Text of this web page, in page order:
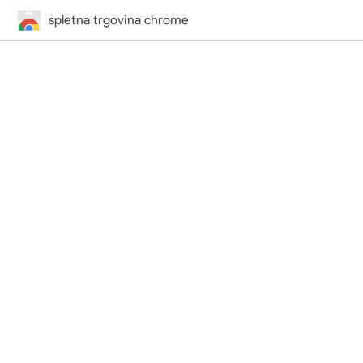
spletna trgovina chrome